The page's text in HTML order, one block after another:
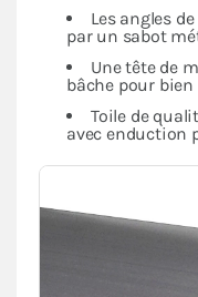
Les angles
par un sabot
Une tête de
bâche pour
Toile de
avec enduction